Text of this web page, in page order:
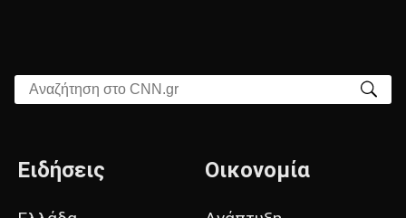
Αναζήτηση στο CNN.gr
Ειδήσεις Οικονομία